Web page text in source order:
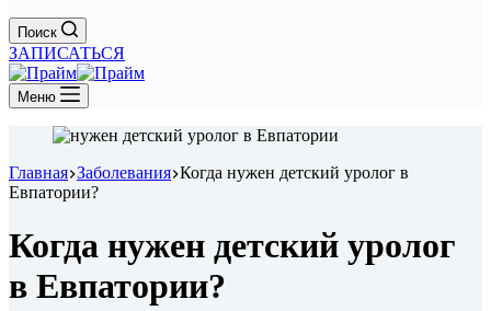
Поиск
ЗАПИСАТЬСЯ
Меню
Главная Заболевания Когда нужен детский уролог в
Евпатории?
Когда нужен детский уролог
в Евпатории?